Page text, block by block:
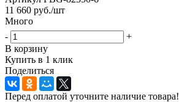
11 660 руб./шт
Много
-
+
В корзину
Купить в 1 клик
Поделиться
Перед оплатой уточните наличие товара!